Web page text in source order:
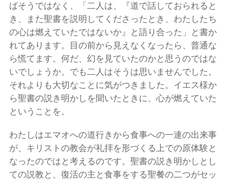
ばそうではなく、「二人は、『道で話しておられると
き、また聖書を説明してくださったとき、わたしたち
の心は燃えていたではないか』と語り合った」と書か
れてあります。目の前から見えなくなったら、普通な
ら慌てます。何だ、幻を見ていたのかと思うのではな
いでしょうか。でも二人はそうは思いませんでした。
それよりも大切なことに気がつきました。イエス様か
ら聖書の説き明かしを聞いたときに、心が燃えていた
ということを。
わたしはエマオへの道行きから食事への一連の出来事
が、キリストの教会が礼拝を形づくる上での原体験と
なったのではと考えるのです。聖書の説き明かしとし
ての説教と、復活の主と食事をする聖餐の二つがセッ